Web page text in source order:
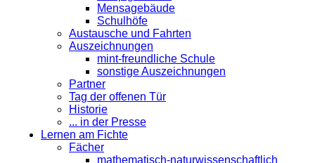
Mensagebäude
Schulhöfe
Austausche und Fahrten
Auszeichnungen
mint-freundliche Schule
sonstige Auszeichnungen
Partner
Tag der offenen Tür
Historie
... in der Presse
Lernen am Fichte
Fächer
mathematisch-naturwissenschaftlich